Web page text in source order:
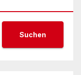
Suchen